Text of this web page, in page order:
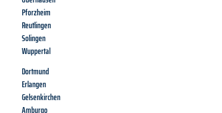
Pforzheim
Reutlingen
Solingen
Wuppertal
Dortmund
Erlangen
Gelsenkirchen
Amburgo